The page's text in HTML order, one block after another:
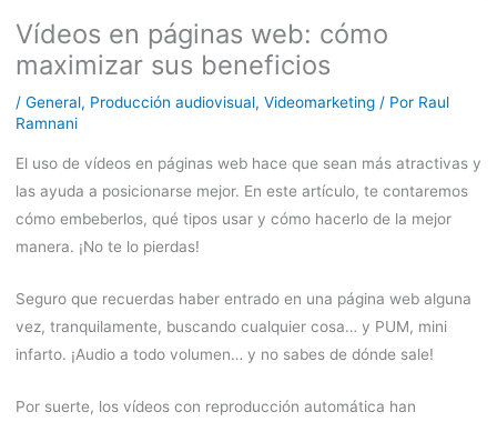
Vídeos en páginas web: cómo
maximizar sus beneficios
/ General, Producción audiovisual, Videomarketing/ Por Raul
Ramnani
El uso de vídeos en páginas web hace que sean más atractivas y
las ayuda a posicionarse mejor. En este artículo, te contaremos
cómo embeberlos, qué tipos usar y cómo hacerlo de la mejor
manera. ¡No te lo pierdas!
Seguro que recuerdas haber entrado en una página web alguna
vez, tranquilamente, buscando cualquier cosa… y PUM, mini
infarto. ¡Audio a todo volumen… y no sabes de dónde sale!
Por suerte, los vídeos con reproducción automática han